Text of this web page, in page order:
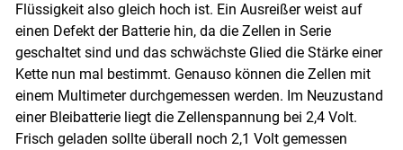
Flüssigkeit also gleich hoch ist. Ein Ausreißer weist auf
einen Defekt der Batterie hin, da die Zellen in Serie
geschaltet sind und das schwächste Glied die Stärke einer
Kette nun mal bestimmt. Genauso können die Zellen mit
einem Multimeter durchgemessen werden. Im Neuzustand
einer Bleibatterie liegt die Zellenspannung bei 2,4 Volt.
Frisch geladen sollte überall noch 2,1 Volt gemessen